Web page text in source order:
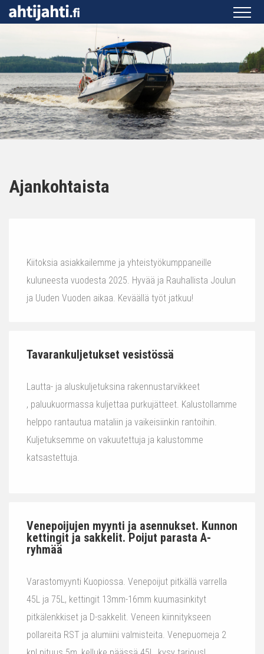
Ajankohtaista
Kiitoksia asiakkailemme ja yhteistyökumppaneille
kuluneesta vuodesta 2025. Hyvää ja Rauhallista Joulun
ja Uuden Vuoden aikaa. Keväällä työt jatkuu!
Tavarankuljetukset vesistössä
Lautta- ja aluskuljetuksina rakennustarvikkeet
, paluukuormassa kuljettaa purkujätteet. Kalustollamme
helppo rantautua mataliin ja vaikeisiinkin rantoihin.
Kuljetuksemme on vakuutettuja ja kalustomme
katsastettuja.
Venepoijujen myynti ja asennukset. Kunnon
kettingit ja sakkelit. Poijut parasta A-
ryhmää
Varastomyynti Kuopiossa. Venepoijut pitkällä varrella
45L ja 75L, kettingit 13mm-16mm kuumasinkityt
pitkälenkkiset ja D-sakkelit. Veneen kiinnitykseen
pollareita RST ja alumiini valmisteita. Venepuomeja 2